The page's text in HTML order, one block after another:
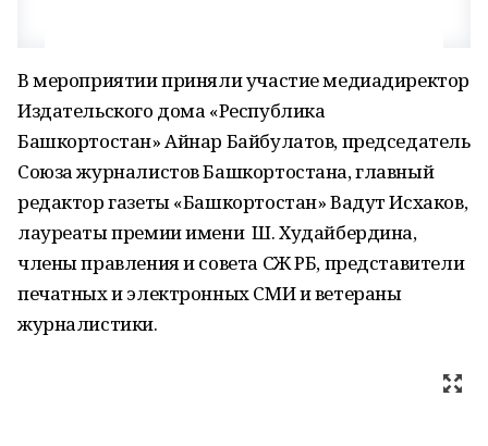
В мероприятии приняли участие медиадиректор
Издательского дома «Республика
Башкортостан» Айнар Байбулатов, председатель
Союза журналистов Башкортостана, главный
редактор газеты «Башкортостан» Вадут Исхаков,
лауреаты премии имени Ш. Худайбердина,
члены правления и совета СЖ РБ, представители
печатных и электронных СМИ и ветераны
журналистики.